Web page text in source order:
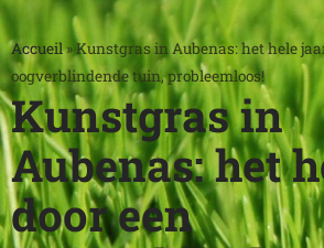
Accueil»Kunstgras in Aubenas: het hele
oogverblindende tuin, probleemloos!
Kunstgras in
Aubenas: het
door een